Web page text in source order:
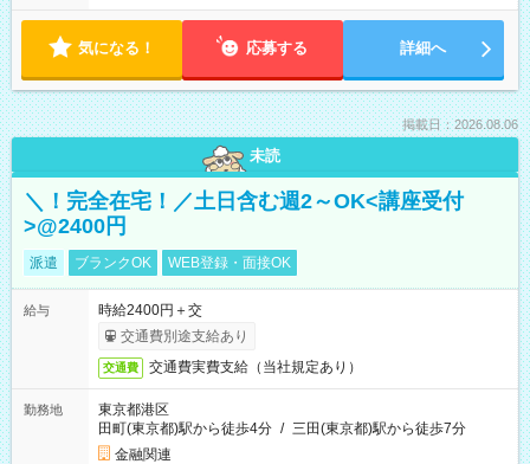
気になる！ 応募する 詳細へ
掲載日：2026.08.06
未読
＼！完全在宅！／土日含む週2～OK<講座受付
>@2400円
派遣 ブランクOK WEB登録・面接OK
給与
時給2400円＋交
交通費別途支給あり
交通費 交通費実費支給（当社規定あり）
勤務地
東京都港区
田町(東京都)駅から徒歩4分 / 三田(東京都)駅から徒歩7分
金融関連